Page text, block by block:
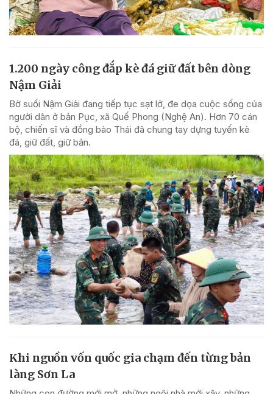
1.200 ngày công đắp kè đá giữ đất bên dòng
Nậm Giải
Bờ suối Nậm Giải đang tiếp tục sạt lở, đe dọa cuộc sống của
người dân ở bản Pục, xã Quế Phong (Nghệ An). Hơn 70 cán
bộ, chiến sĩ và đồng bào Thái đã chung tay dựng tuyến kè
đá, giữ đất, giữ bản.
Khi nguồn vốn quốc gia chạm đến từng bản
làng Sơn La